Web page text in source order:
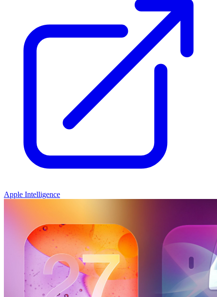
Apple Intelligence